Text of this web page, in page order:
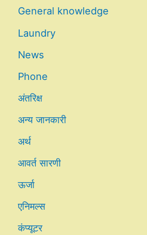
General knowledge
Laundry
News
Phone
अंतरिक्ष
अन्य जानकारी
अर्थ
आवर्त सारणी
ऊर्जा
एनिमल्स
कंप्यूटर